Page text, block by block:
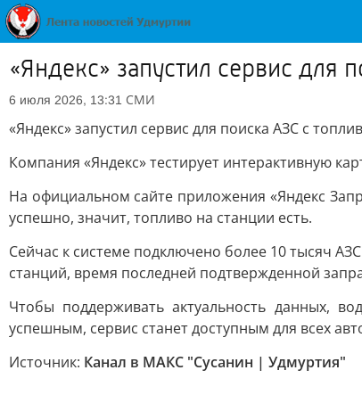
«Яндекс» запустил сервис для
6 июля 2026, 13:31 СМИ
«Яндекс» запустил сервис для поиска АЗС с
Компания «Яндекс» тестирует интерактивную
На официальном сайте приложения «Яндекс
успешно, значит, топливо на станции есть.
Сейчас к системе подключено более 10 тысяч
станций, время последней подтвержденной
Чтобы поддерживать актуальность данных,
успешным, сервис станет доступным для всех
Источник: Канал в МАКС "Сусанин | Удмуртия"